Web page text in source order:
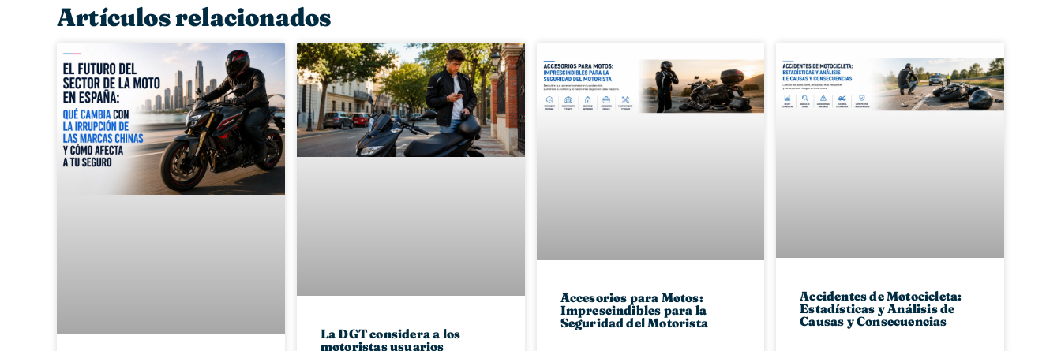
Artículos relacionados
La DGT considera a los
motoristas usuarios
Accesorios para Motos:
Imprescindibles para la
Seguridad del Motorista
Accidentes de Motocicleta:
Estadísticas y Análisis de
Causas y Consecuencias